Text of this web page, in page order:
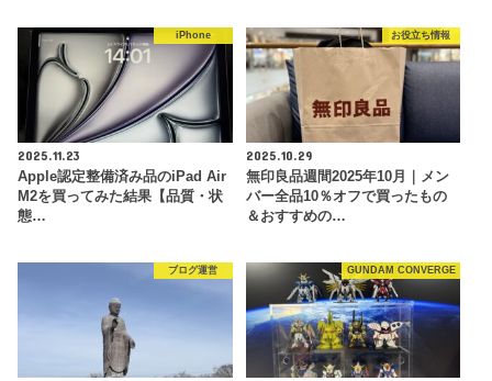
iPhone
2025.11.23
Apple認定整備済み品のiPad Air
M2を買ってみた結果【品質・状
態…
お役立ち情報
2025.10.29
無印良品週間2025年10月｜メン
バー全品10％オフで買ったもの
＆おすすめの…
ブログ運営 GUNDAM CONVERGE